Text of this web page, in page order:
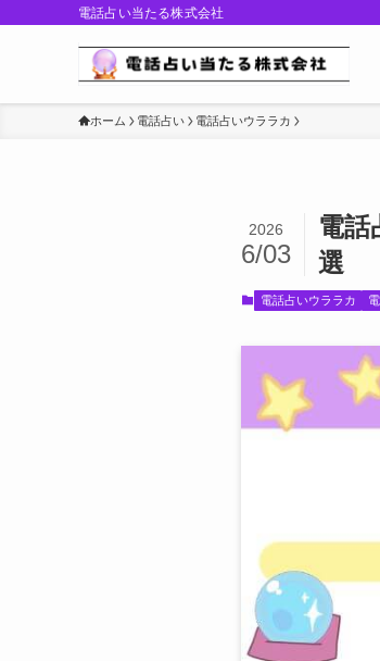
電話占い当たる株式会社
ホーム 電話占い 電話占いウララカ
電話
選
2026
6/03
電話占いウララカ